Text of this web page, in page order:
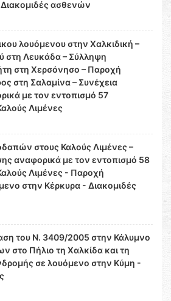
ασθενών
λουόμενου στην Χαλκιδική –
στη Λευκάδα – Σύλληψη
στη Χερσόνησο – Παροχή
στη Σαλαμίνα – Συνέχεια
με τον εντοπισμό 57
Λιμένες
στους Καλούς Λιμένες –
αναφορικά με τον εντοπισμό 58
Λιμένες - Παροχή
στην Κέρκυρα - Διακομιδές
του Ν. 3409/2005 στην Κάλυμνο
στο Πήλιο τη Χαλκίδα και τη
σε λουόμενο στην Κύμη -